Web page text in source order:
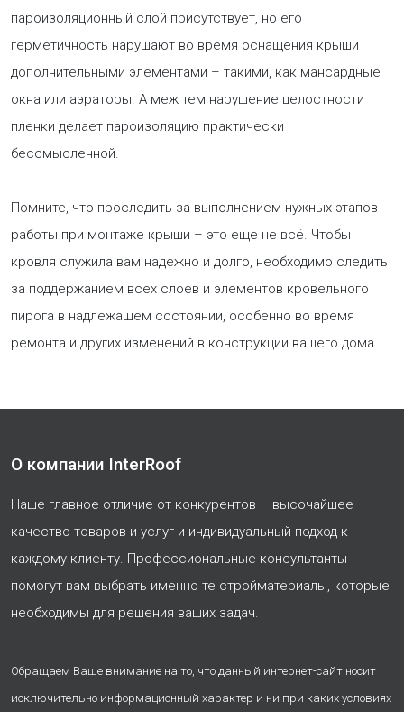
пароизоляционный слой присутствует, но его
герметичность нарушают во время оснащения крыши
дополнительными элементами – такими, как мансардные
окна или аэраторы. А меж тем нарушение целостности
пленки делает пароизоляцию практически
бессмысленной.
Помните, что проследить за выполнением нужных этапов
работы при монтаже крыши – это еще не всё. Чтобы
кровля служила вам надежно и долго, необходимо следить
за поддержанием всех слоев и элементов кровельного
пирога в надлежащем состоянии, особенно во время
ремонта и других изменений в конструкции вашего дома.
О компании InterRoof
Наше главное отличие от конкурентов – высочайшее
качество товаров и услуг и индивидуальный подход к
каждому клиенту. Профессиональные консультанты
помогут вам выбрать именно те стройматериалы, которые
необходимы для решения ваших задач.
Обращаем Ваше внимание на то, что данный интернет-сайт носит
исключительно информационный характер и ни при каких условиях